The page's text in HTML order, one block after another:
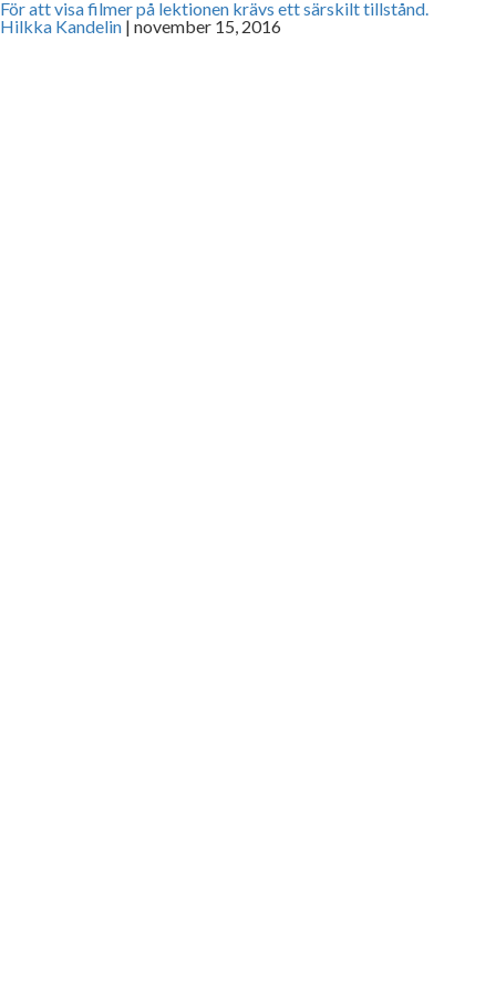
För att visa filmer på lektionen krävs ett särskilt tillstånd.
Hilkka Kandelin | november 15, 2016